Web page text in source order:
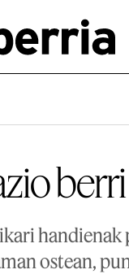
handienak
ostean,